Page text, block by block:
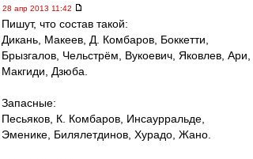
28 апр 2013 11:42
Пишут, что состав такой:
Дикань, Макеев, Д. Комбаров, Боккетти,
Брызгалов, Чельстрём, Вукоевич, Яковлев, Ари,
Макгиди, Дзюба.
Запасные:
Песьяков, К. Комбаров, Инсаурральде,
Эменике, Билялетдинов, Хурадо, Жано.